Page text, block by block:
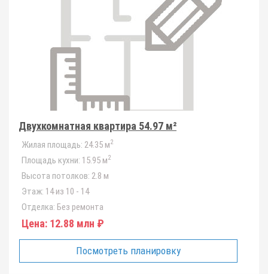
Двухкомнатная квартира 54.97 м²
Жилая площадь: 24.35 м2
Площадь кухни: 15.95 м2
Высота потолков: 2.8 м
Этаж: 14 из 10 - 14
Отделка: Без ремонта
Цена: 12.88 млн ₽
Посмотреть планировку